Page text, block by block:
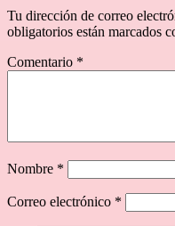
Tu dirección de correo
obligatorios están marcados
Comentario *
Nombre *
Correo electrónico *